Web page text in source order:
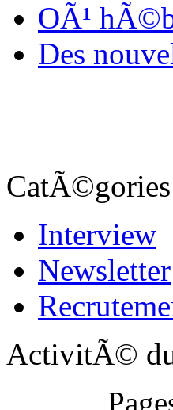
OÃ¹
Des
CatÃ©gories
Interview
Newsletter
ActivitÃ©